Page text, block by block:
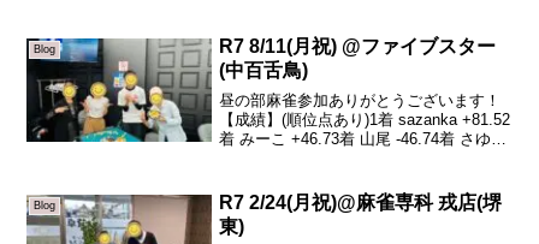
プはみそさ...
Blog
R7 8/11(月祝) @ファイブスター
(中百舌鳥)
昼の部麻雀参加ありがとうございます！
【成績】(順位点あり)1着 sazanka +81.52
着 みーこ +46.73着 山尾 -46.74着 さゆ
今日...
Blog
R7 2/24(月祝)@麻雀専科 戎店(堺
東)